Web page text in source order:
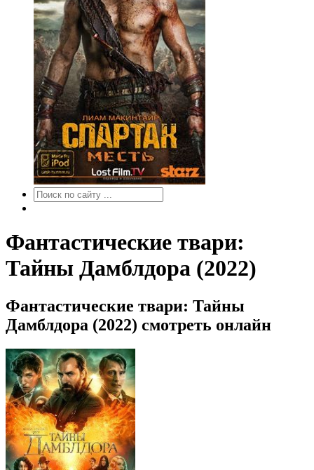
Фантастические твари:
Тайны Дамблдора (2022)
Фантастические твари: Тайны
Дамблдора (2022) смотреть онлайн